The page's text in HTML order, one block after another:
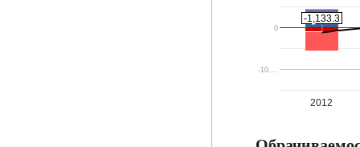
2012
-10,…
0
-1,133.3
-1,133.3